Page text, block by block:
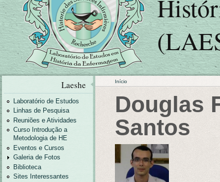
Início
Douglas
Santos
Laeshe
Laboratório de Estudos
Linhas de Pesquisa
Reuniões e Atividades
Curso Introdução a
Metodologia de HE
Eventos e Cursos
Galeria de Fotos
Biblioteca
Sites Interessantes